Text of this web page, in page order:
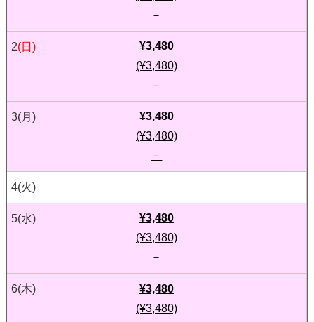
－
2(日)
¥3,480
(¥3,480)
－
3(月)
¥3,480
(¥3,480)
－
4(火)
5(水)
¥3,480
(¥3,480)
－
6(木)
¥3,480
(¥3,480)